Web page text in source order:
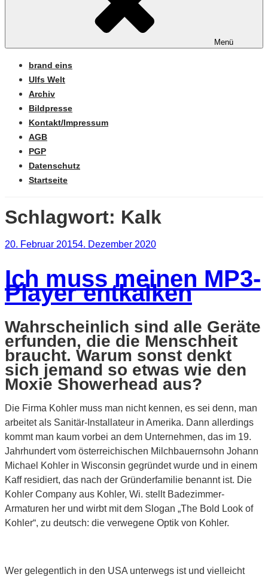
Menü
brand eins
Ulfs Welt
Archiv
Bildpresse
Kontakt/Impressum
AGB
PGP
Datenschutz
Startseite
Schlagwort: Kalk
Veröffentlicht
20. Februar 20154. Dezember 2020
Ich muss meinen MP3-
Player entkalken
Wahrscheinlich sind alle Geräte
erfunden, die die Menschheit
braucht. Warum sonst denkt
sich jemand so etwas wie den
Moxie Showerhead aus?
Die Firma Kohler muss man nicht kennen, es sei denn, man
arbeitet als Sanitär-Installateur in Amerika. Dann allerdings
kommt man kaum vorbei an dem Unternehmen, das im 19.
Jahrhundert vom österreichischen Milchbauernsohn Johann
Michael Kohler in Wisconsin gegründet wurde und in einem
Kaff residiert, das nach der Gründerfamilie benannt ist. Die
Kohler Company aus Kohler, Wi. stellt Badezimmer-
Armaturen her und wirbt mit dem Slogan „The Bold Look of
Kohler“, zu deutsch: die verwegene Optik von Kohler.
Wer gelegentlich in den USA unterwegs ist und vielleicht